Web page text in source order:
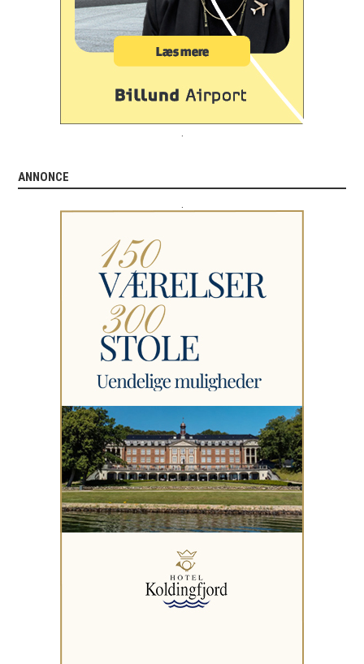
ANNONCE